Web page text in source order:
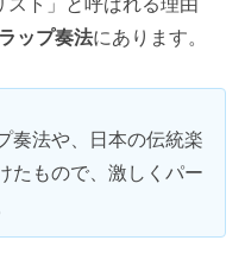
ップ奏法にあります。
奏法や、日本の伝統楽
たもので、激しくパー